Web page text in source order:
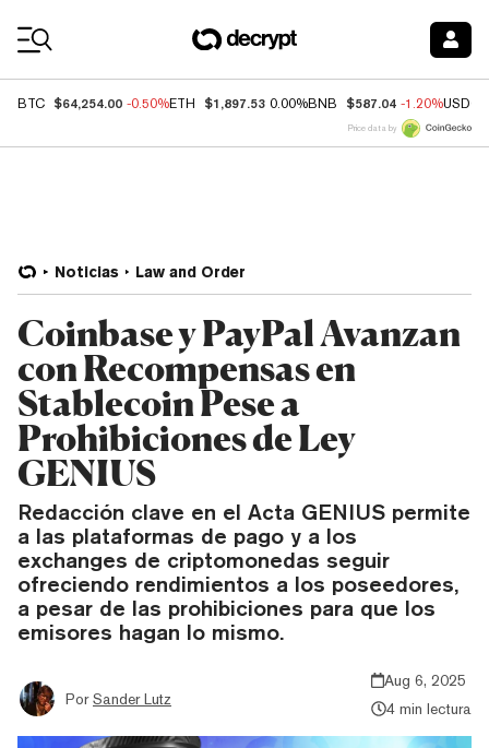
BTC $64,254.00 -0.50%ETH $1,897.53 0.00%BNB $587.04 -1.20%USDC
Price data by
Noticias Law and Order
Coinbase y PayPal Avanzan
con Recompensas en
Stablecoin Pese a
Prohibiciones de Ley
GENIUS
Redacción clave en el Acta GENIUS permite
a las plataformas de pago y a los
exchanges de criptomonedas seguir
ofreciendo rendimientos a los poseedores,
a pesar de las prohibiciones para que los
emisores hagan lo mismo.
Por Sander Lutz
Aug 6, 2025
4 min lectura